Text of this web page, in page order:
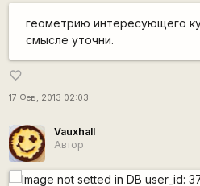
геометрию интересующего
смысле уточни.
favorite_border
17 Фев, 2013 02:03
Vauxhall
Автор